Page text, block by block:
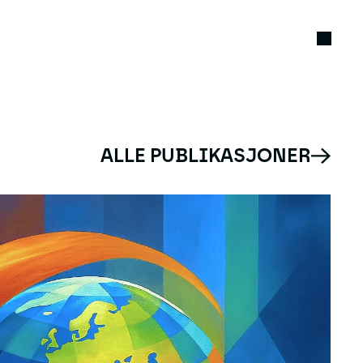
ALLE PUBLIKASJONER